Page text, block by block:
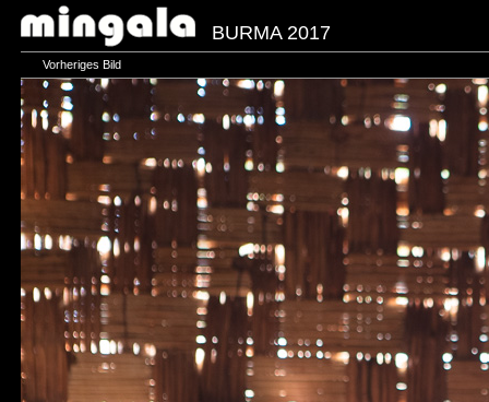
BURMA 2017
Vorheriges Bild